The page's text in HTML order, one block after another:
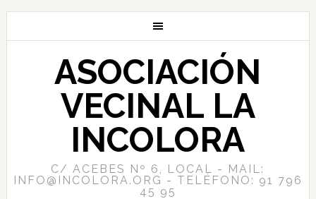
ASOCIACIÓN
VECINAL LA
INCOLORA
C/ ACEBES Nº 6, LOCAL - MAIL:
INFO@INCOLORA.ORG - TELÉFONO: 91 796
45 95